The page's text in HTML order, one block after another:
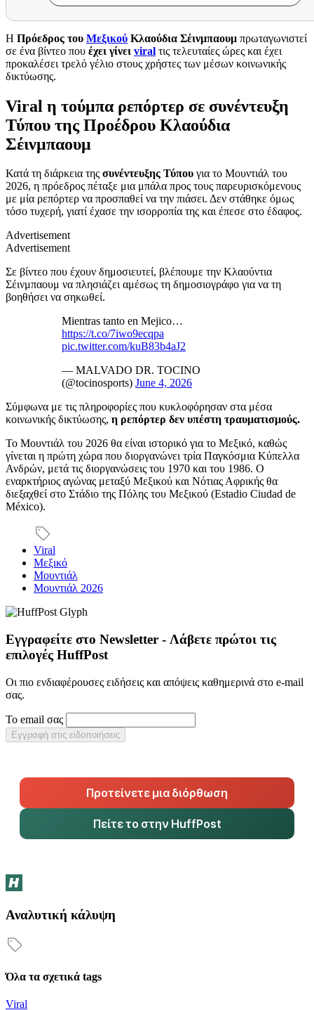
Η Πρόεδρος του Μεξικού Κλαούδια Σέινμπαουμ πρωταγωνιστεί
σε ένα βίντεο που έχει γίνει viral τις τελευταίες ώρες και έχει
προκαλέσει τρελό γέλιο στους χρήστες των μέσων κοινωνικής
δικτύωσης.
Viral η τούμπα ρεπόρτερ σε συνέντευξη
Τύπου της Προέδρου Κλαούδια
Σέινμπαουμ
Κατά τη διάρκεια της συνέντευξης Τύπου για το Μουντιάλ του
2026, η πρόεδρος πέταξε μια μπάλα προς τους παρευρισκόμενους
με μία ρεπόρτερ να προσπαθεί να την πιάσει. Δεν στάθηκε όμως
τόσο τυχερή, γιατί έχασε την ισορροπία της και έπεσε στο έδαφος.
Advertisement
Advertisement
Σε βίντεο που έχουν δημοσιευτεί, βλέπουμε την Κλαούντια
Σέινμπαουμ να πλησιάζει αμέσως τη δημοσιογράφο για να τη
βοηθήσει να σηκωθεί.
Mientras tanto en Mejico…
https://t.co/7iwo9ecqpa
pic.twitter.com/kuB83b4aJ2
— MALVADO DR. TOCINO
(@tocinosports) June 4, 2026
Σύμφωνα με τις πληροφορίες που κυκλοφόρησαν στα μέσα
κοινωνικής δικτύωσης, η ρεπόρτερ δεν υπέστη τραυματισμούς.
Το Μουντιάλ του 2026 θα είναι ιστορικό για το Μεξικό, καθώς
γίνεται η πρώτη χώρα που διοργανώνει τρία Παγκόσμια Κύπελλα
Ανδρών, μετά τις διοργανώσεις του 1970 και του 1986. Ο
εναρκτήριος αγώνας μεταξύ Μεξικού και Νότιας Αφρικής θα
διεξαχθεί στο Στάδιο της Πόλης του Μεξικού (Estadio Ciudad de
México).
Viral
Μεξικό
Μουντιάλ
Μουντιάλ 2026
Εγγραφείτε στο Newsletter - Λάβετε πρώτοι τις
επιλογές HuffPost
Οι πιο ενδιαφέρουσες ειδήσεις και απόψεις καθημερινά στο e-mail
σας.
Το email σας
Εγγραφή στις ειδοποιήσεις
Προτείνετε μια διόρθωση
Πείτε το στην HuffPost
Αναλυτική κάλυψη
Όλα τα σχετικά tags
Viral